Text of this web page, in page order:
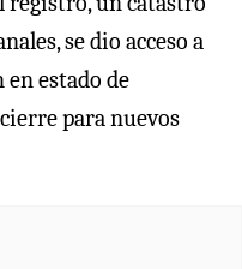
se dio acceso a
estado de
para nuevos